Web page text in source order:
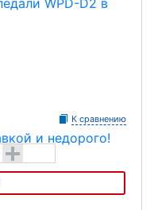
К сравнению
+